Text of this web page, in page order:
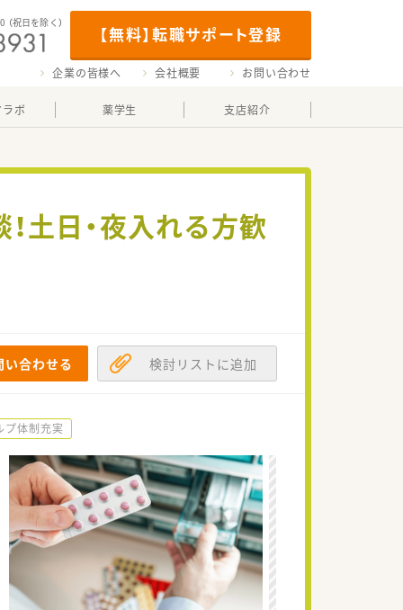
【無料】転職サポート登録
（祝日を除く）
企業の皆様へ 会社概要 お問い合わせ
ボ 薬学生 支店紹介
土日・夜入れる方歓
合わせる 検討リストに追加
プ体制充実